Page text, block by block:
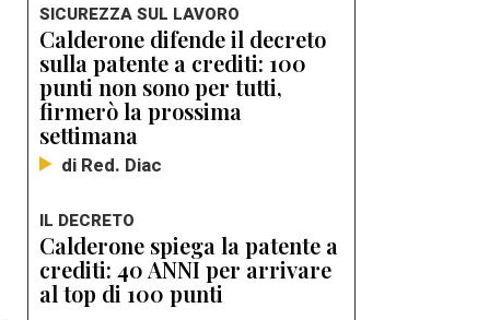
SICUREZZA SUL LAVORO
Calderone difende il decreto
sulla patente a crediti: 100
punti non sono per tutti,
firmerò la prossima
settimana
di Red. Diac
IL DECRETO
Calderone spiega la patente a
crediti: 40 ANNI per arrivare
al top di 100 punti